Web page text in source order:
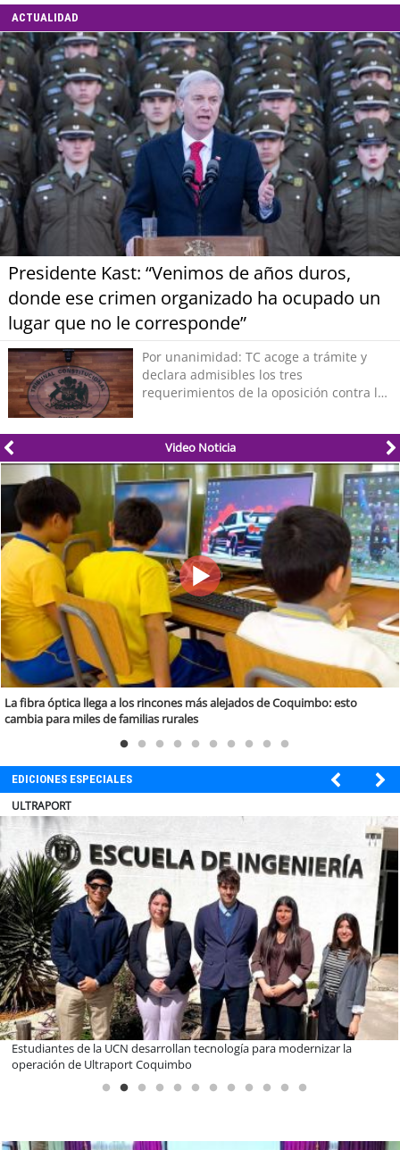
ACTUALIDAD
Presidente Kast: “Venimos de años duros,
donde ese crimen organizado ha ocupado un
lugar que no le corresponde”
Por unanimidad: TC acoge a trámite y
declara admisibles los tres
requerimientos de la oposición contra la
Video Noticia
La fibra óptica llega a los rincones más alejados de Coquimbo: esto
cambia para miles de familias rurales
EDICIONES ESPECIALES
BANCO DE CHILE
Educación y colaboración público-privada se toman La Araucanía:
encuentro reunió a líderes para abordar las brechas y oportunidades